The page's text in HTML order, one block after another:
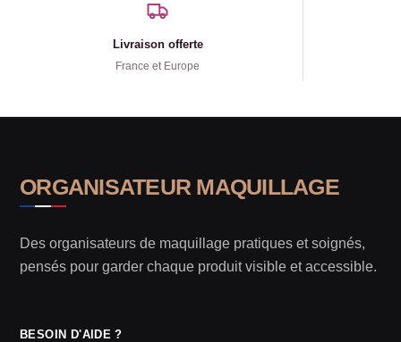
Livraison offerte
France et Europe
ORGANISATEUR MAQUILLAGE
Des organisateurs de maquillage pratiques et soignés,
pensés pour garder chaque produit visible et accessible.
BESOIN D'AIDE ?